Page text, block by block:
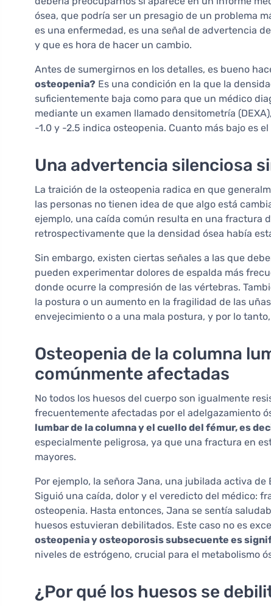
ósea, que podría ser un presagio de un problema
es una enfermedad, es una señal de advertencia
y que es hora de hacer un cambio.
Antes de sumergirnos en los detalles, es bueno
osteopenia? Es una condición en la que la
suficientemente baja como para que un médico
mediante un examen llamado densitometría
-1.0 y -2.5 indica osteopenia. Cuanto más bajo es
Una advertencia silenciosa
La traición de la osteopenia radica en que
las personas no tienen idea de que algo está
ejemplo, una caída común resulta en una fractura
retrospectivamente que la densidad ósea había
Sin embargo, existen ciertas señales a las que
pueden experimentar dolores de espalda más
donde ocurre la compresión de las vértebras.
la postura o un aumento en la fragilidad de las
envejecimiento o a una mala postura, y por lo
Osteopenia de la columna
comúnmente afectadas
No todos los huesos del cuerpo son igualmente
frecuentemente afectadas por el adelgazamiento
lumbar de la columna y el cuello del fémur, es
especialmente peligrosa, ya que una fractura en
mayores.
Por ejemplo, la señora Jana, una jubilada activa
Siguió una caída, dolor y el veredicto del médico:
osteopenia. Hasta entonces, Jana se sentía
huesos estuvieran debilitados. Este caso no es
osteopenia y osteoporosis subsecuente es
niveles de estrógeno, crucial para el metabolismo
¿Por qué los huesos se